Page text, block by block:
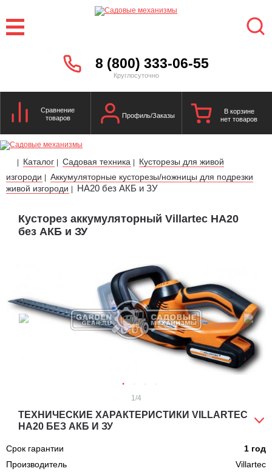
8 (800) 333-06-55
Круглосуточно
Сравнение
товаров
Профиль/Заказы
В корзине
нет товаров
| Каталог | Садовая техника |
Кусторезы для живой
изгороди | Аккумуляторные кусторезы/ножницы для подрезки
живой изгороди | HA20 без АКБ и ЗУ
Кусторез аккумуляторный Villartec HA20
без АКБ и ЗУ
1/4
ТЕХНИЧЕСКИЕ ХАРАКТЕРИСТИКИ VILLARTEC
HA20 БЕЗ АКБ И ЗУ
Срок гарантии
1 год
Производитель
Villartec